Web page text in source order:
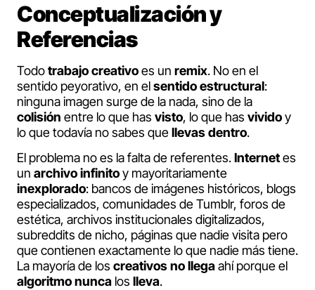
Conceptualización y
Referencias
Todotrabajocreativoes un remix. No en el
sentido peyorativo, en elsentidoestructural:
ninguna imagen surge de la nada, sino de la
colisión entre lo que has visto, lo que has vividoy
lo que todavía no sabes quellevasdentro.
El problema no es la falta de referentes.Internetes
un archivoinfinitoy mayoritariamente
inexplorado: bancos de imágenes históricos, blogs
especializados, comunidades de Tumblr, foros de
estética, archivos institucionales digitalizados,
subreddits de nicho, páginas que nadie visita pero
que contienen exactamente lo que nadie más tiene.
La mayoría de los creativosnollegaahí porque el
algoritmonunca los lleva.